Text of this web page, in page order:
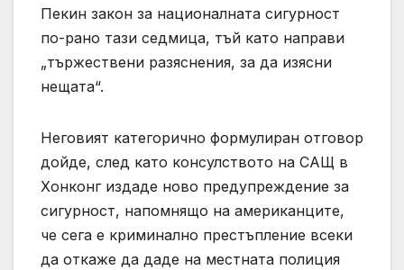
Пекин закон за националната сигурност
по-рано тази седмица, тъй като направи
„тържествени разяснения, за да изясни
нещата“.
Неговият категорично формулиран отговор
дойде, след като консулството на САЩ в
Хонконг издаде ново предупреждение за
сигурност, напомнящо на американците,
че сега е криминално престъпление всеки
да откаже да даде на местната полиция